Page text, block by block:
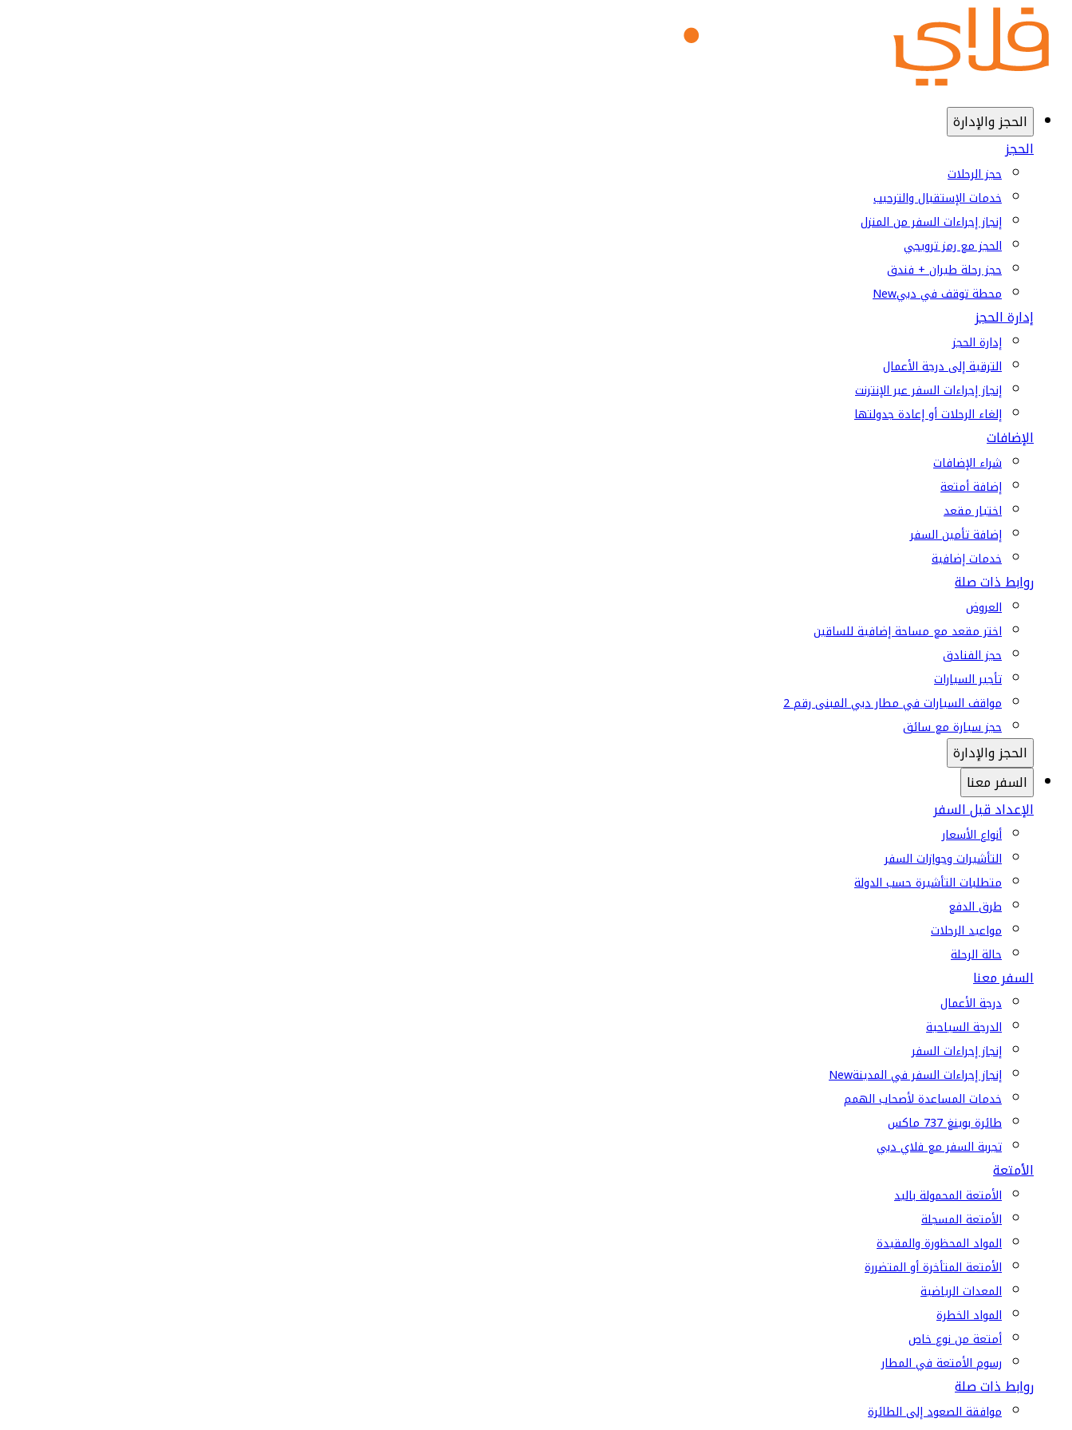
الحجز والإدارة
الحجز
حجز الرحلات
خدمات الإستقبال والترحيب
إنجاز إجراءات السفر من المنزل
الحجز مع رمز ترويجي
حجز رحلة طيران + فندق
محطة توقف في دبيNew
إدارة الحجز
إدارة الحجز
الترقية إلى درجة الأعمال
إنجاز إجراءات السفر عبر الإنترنت
إلغاء الرحلات أو إعادة جدولتها
الإضافات
شراء الإضافات
إضافة أمتعة
اختيار مقعد
إضافة تأمين السفر
خدمات إضافية
روابط ذات صلة
العروض
اختر مقعد مع مساحة إضافية للساقين
حجز الفنادق
تأجير السيارات
مواقف السيارات في مطار دبي المبنى رقم 2
حجز سيارة مع سائق
الحجز والإدارة
السفر معنا
الإعداد قبل السفر
أنواع الأسعار
التأشيرات وجوازات السفر
متطلبات التأشيرة حسب الدولة
طرق الدفع
مواعيد الرحلات
حالة الرحلة
السفر معنا
درجة الأعمال
الدرجة السياحية
إنجاز إجراءات السفر
إنجاز إجراءات السفر في المدينةNew
خدمات المساعدة لأصحاب الهمم
طائرة بوينغ 737 ماكس
تجربة السفر مع فلاي دبي
الأمتعة
الأمتعة المحمولة باليد
الأمتعة المسجلة
المواد المحظورة والمقيدة
الأمتعة المتأخرة أو المتضررة
المعدات الرياضية
المواد الخطرة
أمتعة من نوع خاص
رسوم الأمتعة في المطار
روابط ذات صلة
موافقة الصعود إلى الطائرة